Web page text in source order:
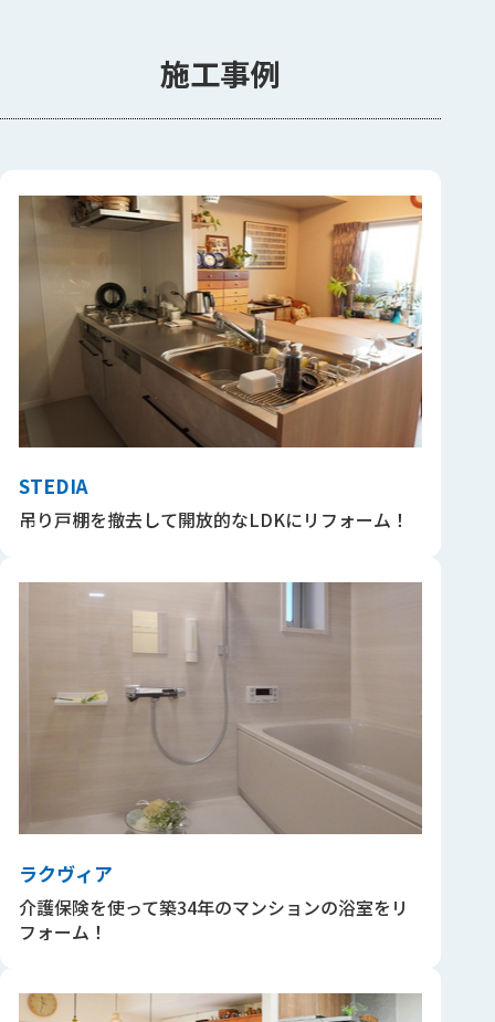
施工事例
STEDIA
吊り戸棚を撤去して開放的なLDKにリフォーム！
ラクヴィア
介護保険を使って築34年のマンションの浴室をリ
フォーム！